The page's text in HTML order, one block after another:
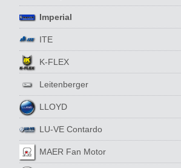
Imperial
ITE
K-FLEX
Leitenberger
LLOYD
LU-VE Contardo
MAER Fan Motor